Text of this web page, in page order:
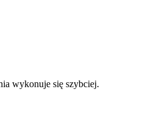
wykonuje się szybciej.